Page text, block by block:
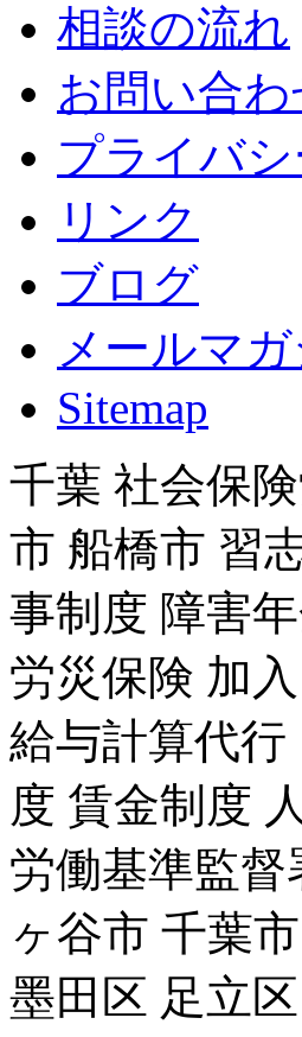
相談の流れ
お問い合わ
プライバ
リンク
ブログ
メールマ
Sitemap
千葉 社会保
市 船橋市 習
事制度 障害
労災保険 加
給与計算代
度 賃金制度
労働基準監督
ヶ谷市 千葉
墨田区 足立